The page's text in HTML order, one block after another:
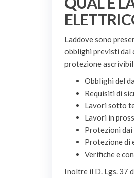
Laddove sono
obblighi previsti dal
protezione
Obblighi del
Requisiti di
Lavori sotto
Lavori in
Protezioni
Protezione di
Verifiche e
Inoltre il D. Lgs. 37